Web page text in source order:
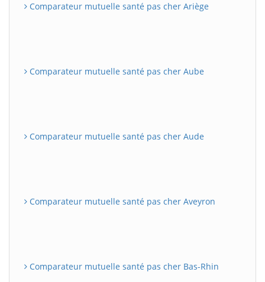
Comparateur mutuelle santé pas cher Ariège
Comparateur mutuelle santé pas cher Aube
Comparateur mutuelle santé pas cher Aude
Comparateur mutuelle santé pas cher Aveyron
Comparateur mutuelle santé pas cher Bas-Rhin